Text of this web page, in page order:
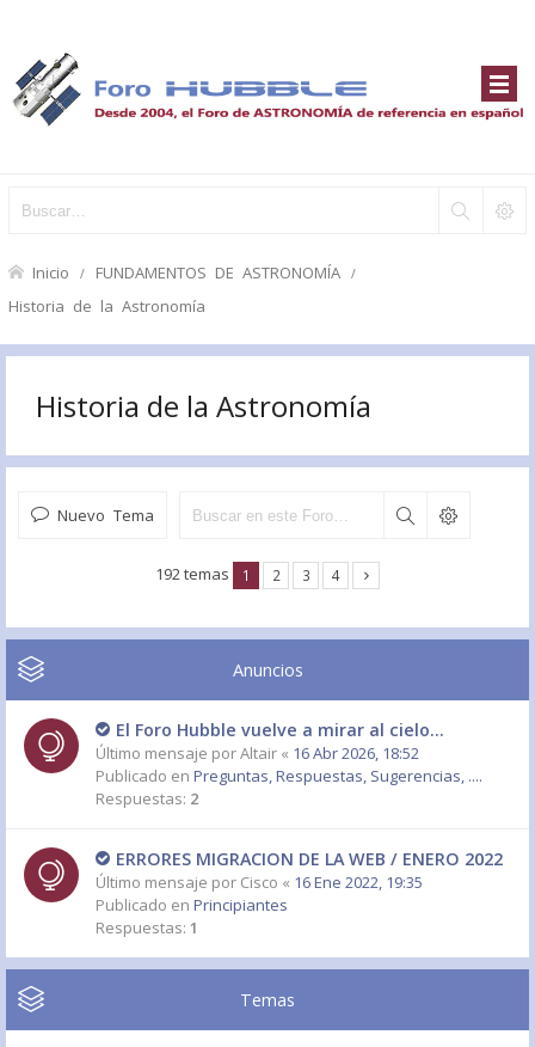
Inicio FUNDAMENTOS DE ASTRONOMÍA
Historia de la Astronomía
Historia de la Astronomía
Nuevo Tema
192 temas 1 2 3 4
Anuncios
El Foro Hubble vuelve a mirar al cielo...
Último mensaje porAltair « 16 Abr 2026, 18:52
Publicado en Preguntas, Respuestas, Sugerencias, ....
Respuestas: 2
ERRORES MIGRACION DE LA WEB / ENERO 2022
Último mensaje por Cisco « 16 Ene 2022, 19:35
Publicado en Principiantes
Respuestas: 1
Temas